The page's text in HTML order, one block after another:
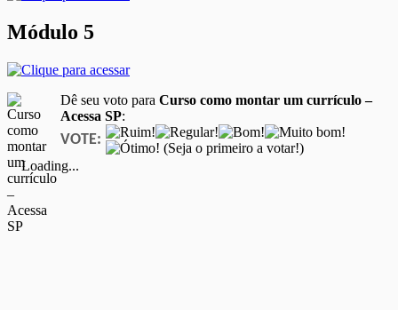
Módulo 5
Dê seu voto para Curso como montar um currículo –
Acessa SP:
VOTE:
(Seja o primeiro a votar!)
Loading...